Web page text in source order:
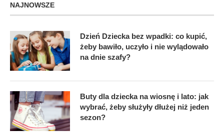
NAJNOWSZE
Dzień Dziecka bez wpadki: co kupić,
żeby bawiło, uczyło i nie wylądowało
na dnie szafy?
Buty dla dziecka na wiosnę i lato: jak
wybrać, żeby służyły dłużej niż jeden
sezon?